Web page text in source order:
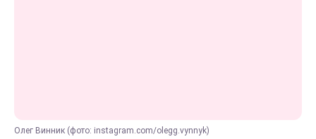
Олег Винник (фото: instagram.com/olegg.vynnyk)